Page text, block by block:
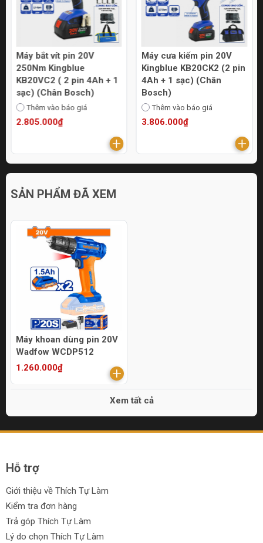
Máy bắt vít pin 20V
250Nm Kingblue
KB20VC2 ( 2 pin 4Ah + 1
sạc) (Chân Bosch)
Thêm vào báo giá
2.805.000₫
Máy cưa kiếm pin 20V
Kingblue KB20CK2 (2 pin
4Ah + 1 sạc) (Chân
Bosch)
Thêm vào báo giá
3.806.000₫
SẢN PHẨM ĐÃ XEM
Máy khoan dùng pin 20V
Wadfow WCDP512
1.260.000₫
Xem tất cả
Hỗ trợ
Giới thiệu về Thích Tự Làm
Kiểm tra đơn hàng
Trả góp Thích Tự Làm
Lý do chọn Thích Tự Làm